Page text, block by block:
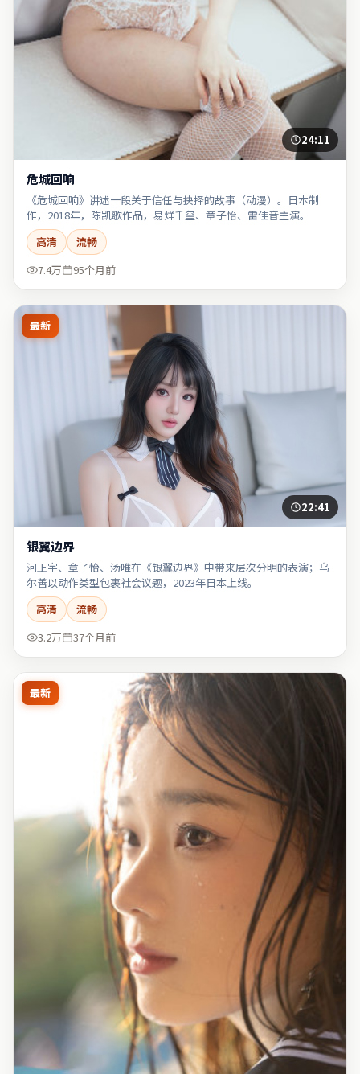
24:11
危城回响
《危城回响》讲述一段关于信任与抉择的故事（动漫）。日本制
作，2018年，陈凯歌作品，易烊千玺、章子怡、雷佳音主演。
高清
流畅
7.4万
95个月前
最新
22:41
银翼边界
河正宇、章子怡、汤唯在《银翼边界》中带来层次分明的表演；乌
尔善以动作类型包裹社会议题，2023年日本上线。
高清
流畅
3.2万
37个月前
最新